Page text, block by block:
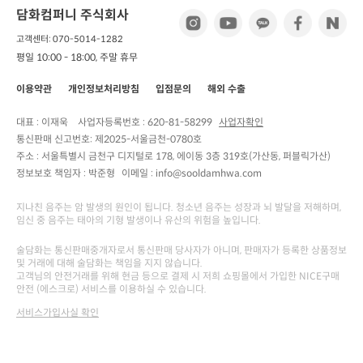
담화컴퍼니 주식회사
고객센터: 070-5014-1282
평일 10:00 - 18:00, 주말 휴무
이용약관 개인정보처리방침 입점문의 해외 수출
대표 : 이재욱 사업자등록번호 : 620-81-58299 사업자확인
통신판매 신고번호: 제2025-서울금천-0780호
주소 : 서울특별시 금천구 디지털로 178, 에이동 3층 319호(가산동, 퍼블릭가산)
정보보호 책임자 : 박준형 이메일 : info@sooldamhwa.com
지나친 음주는 암 발생의 원인이 됩니다. 청소년 음주는 성장과 뇌 발달을 저해하며,
임신 중 음주는 태아의 기형 발생이나 유산의 위험을 높입니다.
술담화는 통신판매중개자로서 통신판매 당사자가 아니며, 판매자가 등록한 상품정보
및 거래에 대해 술담화는 책임을 지지 않습니다.
고객님의 안전거래를 위해 현금 등으로 결제 시 저희 쇼핑몰에서 가입한 NICE구매
안전 (에스크로) 서비스를 이용하실 수 있습니다.
서비스가입사실 확인